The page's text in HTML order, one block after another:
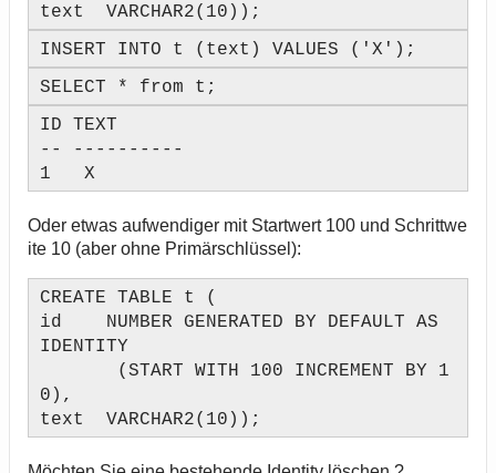
text VARCHAR2(10));
INSERT INTO t (text) VALUES ('X');
SELECT * from t;
ID TEXT
-- ----------
1 X
Oder etwas aufwendiger mit Startwert 100 und Schrittwe
ite 10 (aber ohne Primärschlüssel):
CREATE TABLE t (
id NUMBER GENERATED BY DEFAULT AS
IDENTITY
(START WITH 100 INCREMENT BY 1
0),
text VARCHAR2(10));